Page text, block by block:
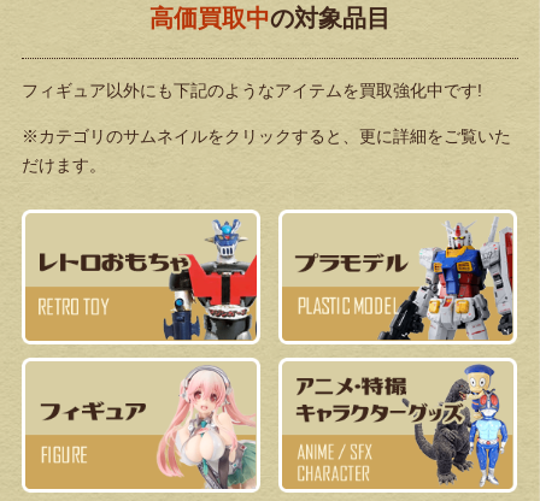
高価買取中の対象品目
フィギュア以外にも下記のようなアイテムを買取強化中です!
※カテゴリのサムネイルをクリックすると、更に詳細をご覧いた
だけます。